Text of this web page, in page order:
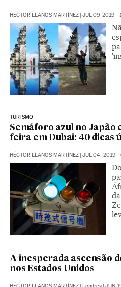
HÉCTOR LLANOS MARTÍNEZ | JUL 09, 2019 -
TURISMO
Semáforo azul no Japão
feira em Dubai: 40 dicas
HÉCTOR LLANOS MARTÍNEZ | JUL 04, 2019 -
A inesperada ascensão
nos Estados Unidos
HÉCTOR LLANOS MARTÍNEZ | Londres | JUN